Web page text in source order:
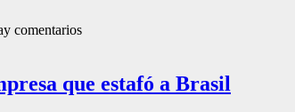
comentarios
que estafó a Brasil